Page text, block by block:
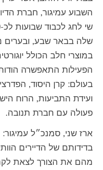
השבוע עמיגור, חברת
שלה בבאר שבע, ובערים
במוצרי חלב הכולל
הפעילות התאפשרה הודות
בעולם: קרן היסוד,
ועידת התביעות, הרוח
פעולה עם חברת תנובה.
ארז שני, סמנכ״ל
בדידותם של הדיירים
מהם את הצורך לצאת